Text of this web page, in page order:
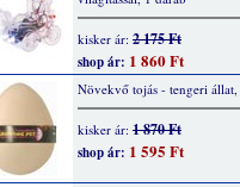
kisker ár: 2 175 Ft
shop ár: 1 860 Ft
Növekvő tojás - tengeri állat,
kisker ár: 1 870 Ft
shop ár: 1 595 Ft